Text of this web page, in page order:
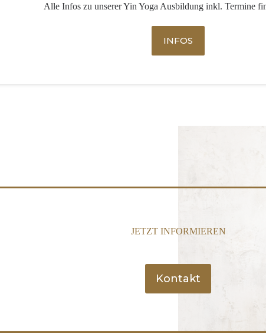
Alle Infos zu unserer Yin Yoga Ausbildung inkl. Termine
INFOS
JETZT INFORMIEREN
Kontakt